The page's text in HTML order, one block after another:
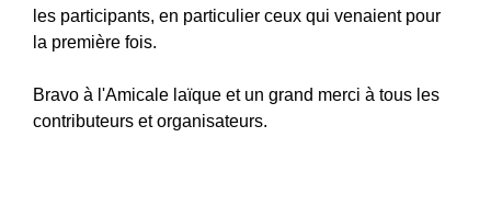
les participants, en particulier ceux qui venaient pour
la première fois.
Bravo à l'Amicale laïque et un grand merci à tous les
contributeurs et organisateurs.